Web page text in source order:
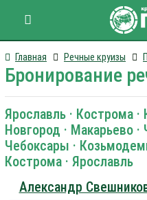
Главная Речные круизы
Бронирование
Ярославль · Кострома
Новгород · Макарьево ·
Чебоксары ·
Кострома · Ярославль
Александр